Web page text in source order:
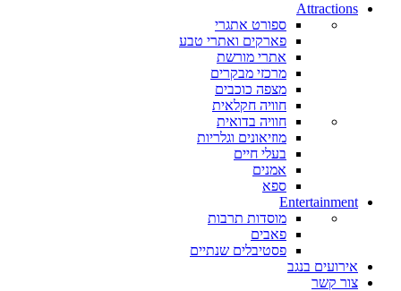
Attractions
ספורט אתגרי
פארקים ואתרי טבע
אתרי מורשת
מרכזי מבקרים
מצפה כוכבים
חוויה חקלאית
חוויה בדואית
מוזיאונים וגלריות
בעלי חיים
אמנים
ספא
Entertainment
מוסדות תרבות
פאבים
פסטיבלים שנתיים
אירועים בנגב
צור קשר